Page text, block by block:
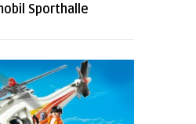
Sporthalle